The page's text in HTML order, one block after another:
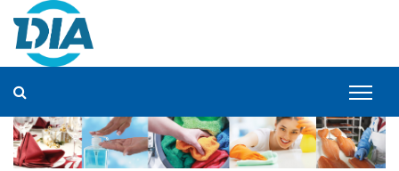
Panneau de gestion des cookies